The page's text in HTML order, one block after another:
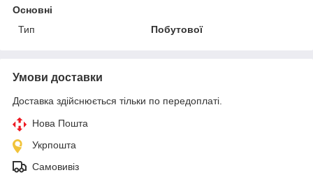
Основні
Тип
Побутової
Умови доставки
Доставка здійснюється тільки по передоплаті.
Нова Пошта
Укрпошта
Самовивіз